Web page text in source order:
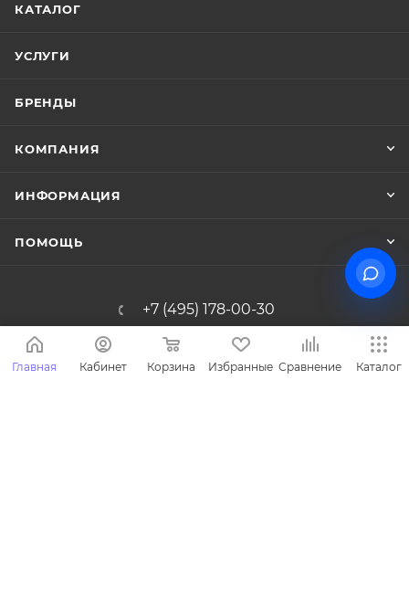
КАТАЛОГ
УСЛУГИ
БРЕНДЫ
КОМПАНИЯ
ИНФОРМАЦИЯ
ПОМОЩЬ
+7 (495) 178-00-30
Info@miasinopt.ru
Главная Кабинет Корзина Избранные Сравнение Каталог